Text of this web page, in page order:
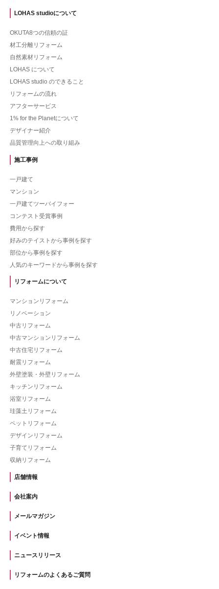
LOHAS studioについて
OKUTA8つの信頼の証
材工分離リフォーム
自然素材リフォーム
LOHAS について
LOHAS studio のできること
リフォームの流れ
アフターサービス
1% for the Planetについて
デザイナー紹介
品質管理向上への取り組み
施工事例
一戸建て
マンション
一戸建てツーバイフォー
コンテスト受賞事例
費用から探す
好みのテイストから事例を探す
部位から事例を探す
人気のキーワードから事例を探す
リフォームについて
マンションリフォーム
リノベーション
中古リフォーム
中古マンションリフォーム
中古住宅リフォーム
耐震リフォーム
外壁塗装・外壁リフォーム
キッチンリフォーム
浴室リフォーム
珪藻土リフォーム
ペットリフォーム
デザインリフォーム
子育てリフォーム
収納リフォーム
店舗情報
会社案内
メールマガジン
イベント情報
ニュースリリース
リフォームのよくあるご質問